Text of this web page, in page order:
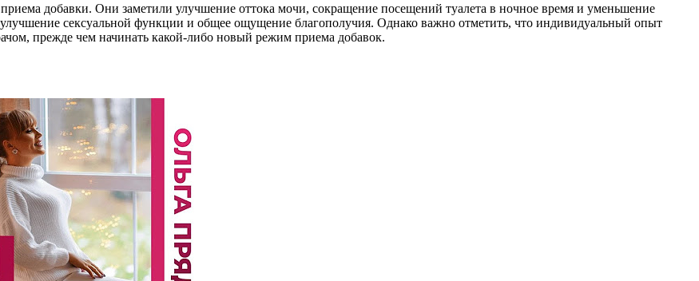
добавки. Они заметили улучшение оттока мочи, сокращение посещений туалета в ночное время и уменьшение
сексуальной функции и общее ощущение благополучия. Однако важно отметить, что индивидуальный опыт
прежде чем начинать какой-либо новый режим приема добавок.